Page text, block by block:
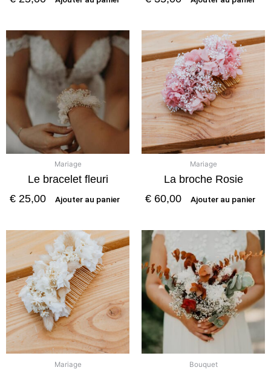
Mariage
Le bracelet fleuri
€ 25,00 Ajouter au panier
Mariage
La broche Rosie
€ 60,00 Ajouter au panier
Mariage Bouquet